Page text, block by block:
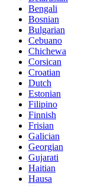
Bengali
Bosnian
Bulgarian
Cebuano
Chichewa
Corsican
Croatian
Dutch
Estonian
Filipino
Finnish
Frisian
Galician
Georgian
Gujarati
Haitian
Hausa